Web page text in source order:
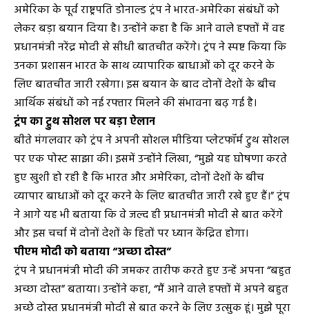
अमेरिका के पूर्व राष्ट्रपति डोनाल्ड ट्रंप ने भारत-अमेरिका संबंधों को
लेकर बड़ा बयान दिया है। उन्होंने कहा है कि आने वाले हफ्तों में वह
प्रधानमंत्री नरेंद्र मोदी से सीधी बातचीत करेंगे। ट्रंप ने स्पष्ट किया कि
उनका प्रशासन भारत के साथ व्यापारिक बाधाओं को दूर करने के
लिए बातचीत जारी रखेगा। इस बयान के बाद दोनों देशों के बीच
आर्थिक संबंधों को नई रफ्तार मिलने की संभावना बढ़ गई है।
ट्रंप का ट्रुथ सोशल पर बड़ा ऐलान
बीते मंगलवार को ट्रंप ने अपनी सोशल मीडिया प्लेटफॉर्म ट्रुथ सोशल
पर एक पोस्ट साझा की। इसमें उन्होंने लिखा, “मुझे यह घोषणा करते
हुए खुशी हो रही है कि भारत और अमेरिका, दोनों देशों के बीच
व्यापार बाधाओं को दूर करने के लिए बातचीत जारी रखे हुए हैं।” ट्रंप
ने आगे यह भी बताया कि वे जल्द ही प्रधानमंत्री मोदी से बात करेंगे
और इस चर्चा में दोनों देशों के हितों पर ध्यान केंद्रित होगा।
पीएम मोदी को बताया “अच्छा दोस्त”
ट्रंप ने प्रधानमंत्री मोदी की जमकर तारीफ करते हुए उन्हें अपना “बहुत
अच्छा दोस्त” बताया। उन्होंने कहा, “मैं आने वाले हफ्तों में अपने बहुत
अच्छे दोस्त प्रधानमंत्री मोदी से बात करने के लिए उत्सुक हूं। मुझे पूरा